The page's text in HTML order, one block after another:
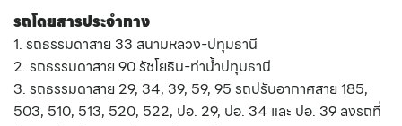
รถโดยสารประจำทาง
1. รถธรรมดาสาย 33 สนามหลวง-ปทุมธานี
2. รถธรรมดาสาย 90 รัชโยธิน-ท่าน้ำปทุมธานี
3. รถธรรมดาสาย 29, 34, 39, 59, 95 รถปรับอากาศสาย 185,
503, 510, 513, 520, 522, ปอ. 29, ปอ. 34 และ ปอ. 39 ลงรถที่